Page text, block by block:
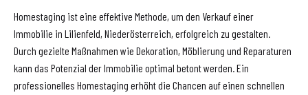
Homestaging ist eine effektive Methode, um den Verkauf einer
Immobilie in Lilienfeld, Niederösterreich, erfolgreich zu gestalten.
Durch gezielte Maßnahmen wie Dekoration, Möblierung und Reparaturen
kann das Potenzial der Immobilie optimal betont werden. Ein
professionelles Homestaging erhöht die Chancen auf einen schnellen